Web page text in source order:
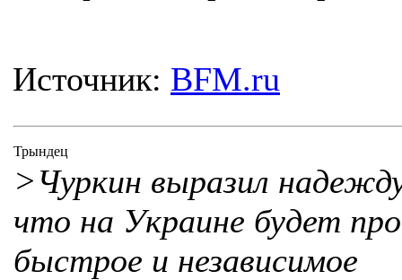
Источник: BFM.ru
Трындец
>Чуркин выразил
что на Украине будет
быстрое и независимое